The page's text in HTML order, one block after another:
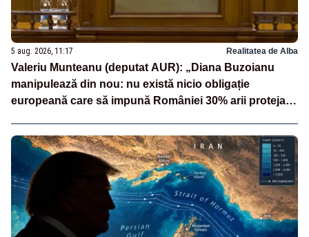
5 aug. 2026, 11:17 Realitatea de Alba
Valeriu Munteanu (deputat AUR): „Diana Buzoianu
manipulează din nou: nu există nicio obligație
europeană care să impună României 30% arii protejate